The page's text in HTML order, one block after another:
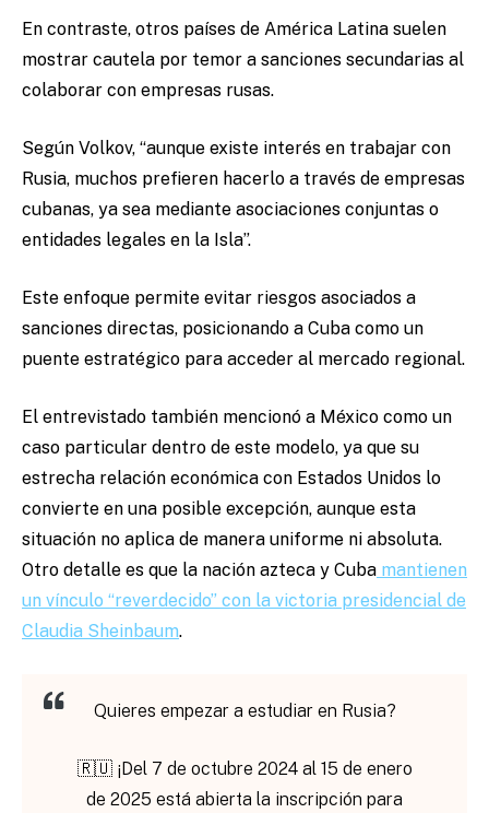
En contraste, otros países de América Latina suelen
mostrar cautela por temor a sanciones secundarias al
colaborar con empresas rusas.
Según Volkov, “aunque existe interés en trabajar con
Rusia, muchos prefieren hacerlo a través de empresas
cubanas, ya sea mediante asociaciones conjuntas o
entidades legales en la Isla”.
Este enfoque permite evitar riesgos asociados a
sanciones directas, posicionando a Cuba como un
puente estratégico para acceder al mercado regional.
El entrevistado también mencionó a México como un
caso particular dentro de este modelo, ya que su
estrecha relación económica con Estados Unidos lo
convierte en una posible excepción, aunque esta
situación no aplica de manera uniforme ni absoluta.
Otro detalle es que la nación azteca y Cuba mantienen
un vínculo “reverdecido” con la victoria presidencial de
Claudia Sheinbaum.
Quieres empezar a estudiar en Rusia?
🇷🇺 ¡Del 7 de octubre 2024 al 15 de enero
de 2025 está abierta la inscripción para